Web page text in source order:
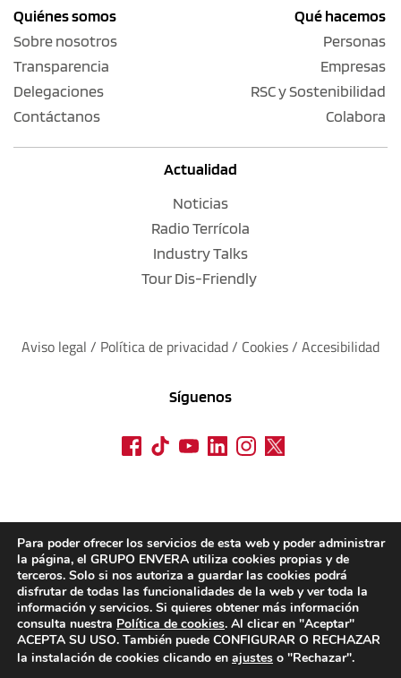
Quiénes somos
Sobre nosotros
Transparencia
Delegaciones
Contáctanos
Qué hacemos
Personas
Empresas
RSC y Sostenibilidad
Colabora
Actualidad
Noticias
Radio Terrícola
Industry Talks
Tour Dis-Friendly
Aviso legal / Política de privacidad / Cookies / Accesibilidad
Síguenos
Para poder ofrecer los servicios de esta web y poder administrar
la página, el GRUPO ENVERA utiliza cookies propias y de
terceros. Solo si nos autoriza a guardar las cookies podrá
disfrutar de todas las funcionalidades de la web y ver toda la
información y servicios. Si quieres obtener más información
consulta nuestra Política de cookies. Al clicar en "Aceptar"
ACEPTA SU USO. También puede CONFIGURAR O RECHAZAR
la instalación de cookies clicando en ajustes o "Rechazar".